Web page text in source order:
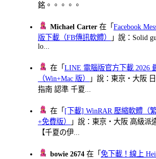
銘。。。。。
Michael Carter 在「Facebook
版下載（FB傳訊軟體）
」說：Solid
lo...
在「LINE 電腦版官方下載 2026
（Win+Mac 版）
」說：東京・大阪
指南 認準 千夏...
在「 [下載] WinRAR 壓縮軟體（
+免費版）
」說：東京・大阪 高級派
【千夏の伊...
bowie 2674 在「免下載！線上